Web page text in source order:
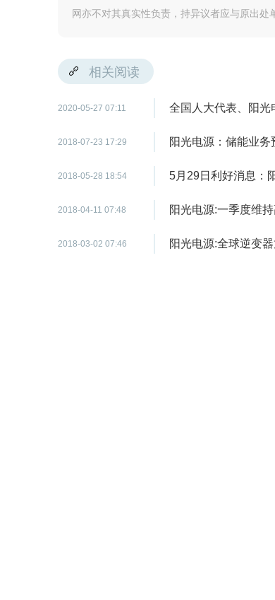
网亦不对其真实性负责，持异议者应与原出处
相关阅读
2020-05-27 07:11 全国人大代表、阳光
2018-07-23 17:29 阳光电源：储能业
2018-05-28 18:54 5月29日利好消息：
2018-04-11 07:48 阳光电源:一季度维
2018-03-02 07:46 阳光电源:全球逆变